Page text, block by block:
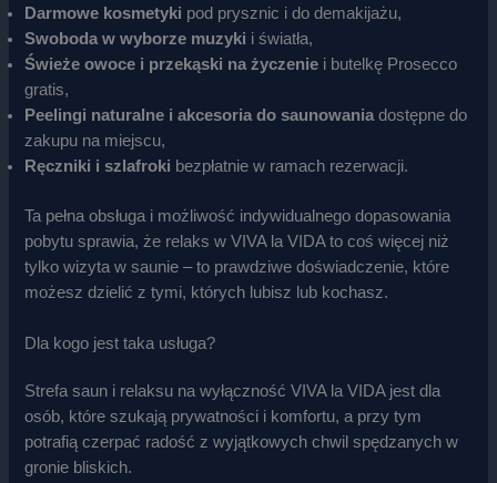
Darmowe kosmetyki pod prysznic i do demakijażu,
Swoboda w wyborze muzyki i światła,
Świeże owoce i przekąski na życzenie i butelkę Prosecco
gratis,
Peelingi naturalne i akcesoria do saunowania dostępne do
zakupu na miejscu,
Ręczniki i szlafroki bezpłatnie w ramach rezerwacji.
Ta pełna obsługa i możliwość indywidualnego dopasowania
pobytu sprawia, że relaks w VIVA la VIDA to coś więcej niż
tylko wizyta w saunie – to prawdziwe doświadczenie, które
możesz dzielić z tymi, których lubisz lub kochasz.
Dla kogo jest taka usługa?
Strefa saun i relaksu na wyłączność VIVA la VIDA jest dla
osób, które szukają prywatności i komfortu, a przy tym
potrafią czerpać radość z wyjątkowych chwil spędzanych w
gronie bliskich.